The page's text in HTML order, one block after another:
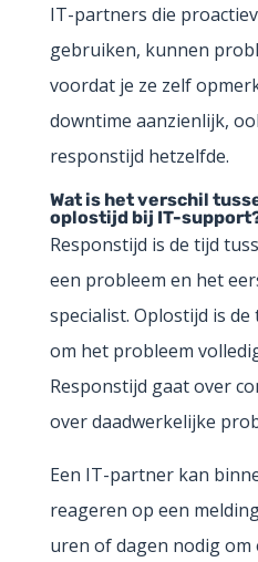
IT-partners die
gebruiken, kunnen
voordat je ze zelf
downtime aanzienlijk,
responstijd hetzelfde.
Wat is het verschil
oplostijd bij IT-
Responstijd is de tijd
een probleem en het
specialist. Oplostijd is
om het probleem
Responstijd gaat over
over daadwerkelijke
Een IT-partner kan
reageren op een
uren of dagen nodig om